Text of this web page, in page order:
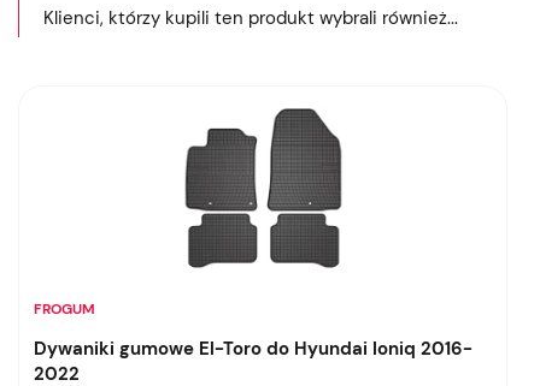
Klienci, którzy kupili ten produkt wybrali również...
FROGUM
Dywaniki gumowe El-Toro do Hyundai Ioniq 2016-
2022